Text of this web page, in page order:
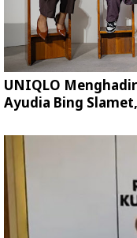
UNIQLO
Ayudia Bing